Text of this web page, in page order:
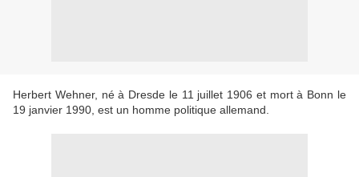
Herbert Wehner, né à Dresde le 11 juillet 1906 et mort à Bonn le
19 janvier 1990, est un homme politique allemand.